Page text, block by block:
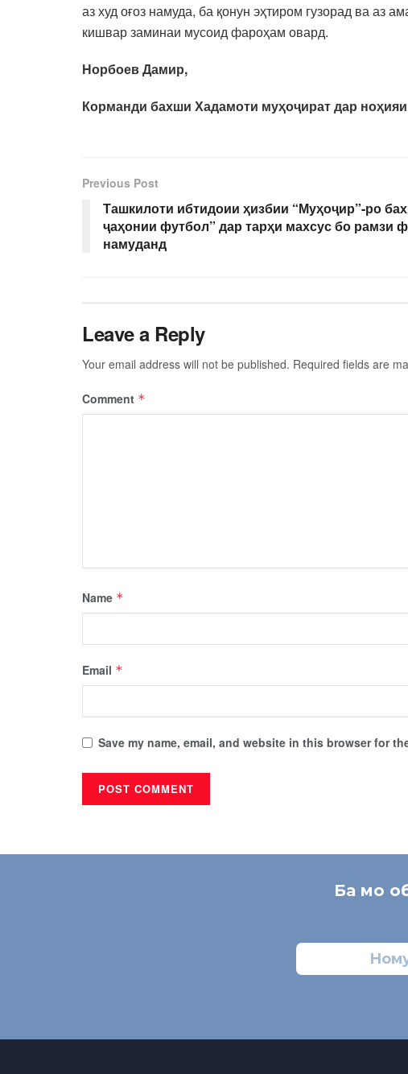
аз худ оғоз намуда, ба қонун эҳтиром гузорад ва аз
кишвар заминаи мусоид фароҳам овард.
Норбоев Дамир,
Корманди бахши Хадамоти муҳоҷират дар
Previous Post
Ташкилоти ибтидоии ҳизбии “Муҳоҷир”-ро
ҷаҳонии футбол” дар тарҳи махсус бо рамзи
намуданд
Leave a Reply
Your email address will not be published. Required fields are
Comment *
Name *
Email *
Save my name, email, and website in this browser for
Ба мо